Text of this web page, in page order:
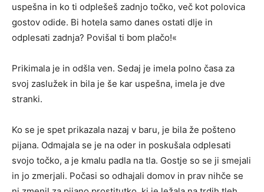
uspešna in ko ti odplešeš zadnjo točko, več kot polovica
gostov odide. Bi hotela samo danes ostati dlje in
odplesati zadnja? Povišal ti bom plačo!«
Prikimala je in odšla ven. Sedaj je imela polno časa za
svoj zaslužek in bila je še kar uspešna, imela je dve
stranki.
Ko se je spet prikazala nazaj v baru, je bila že pošteno
pijana. Odmajala se je na oder in poskušala odplesati
svojo točko, a je kmalu padla na tla. Gostje so se ji smejali
in jo zmerjali. Počasi so odhajali domov in prav nihče se